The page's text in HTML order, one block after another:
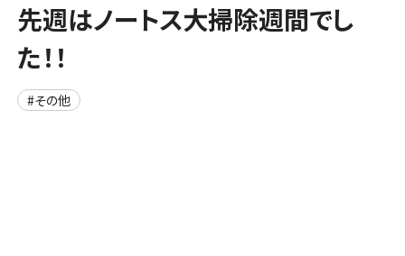
先週はノートス大掃除週間でし
た！！
#その他